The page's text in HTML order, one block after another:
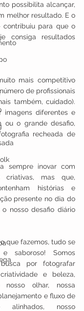
possibilita alcançar,
melhor resultado. E o
contribuiu para que o
consiga resultados
mais competitivo
de profissionais
também, cuidado).
imagens diferentes e
ou o grande desafio,
recheada de
sempre inovar com
mas que,
histórias e
presente no dia do
nosso desafio diário
que fazemos, tudo se
saboroso! Somos
busca por fotografar
e beleza,
nosso olhar, nossa
e fluxo de
alinhados, nosso